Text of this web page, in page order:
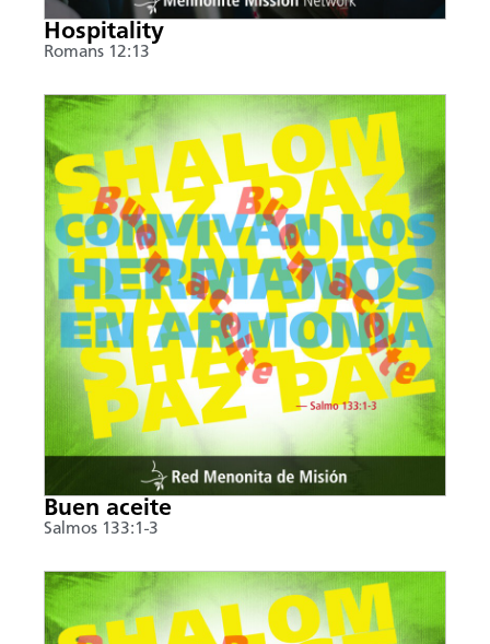
Hospitality
Romans 12:13
Buen aceite
Salmos 133:1-3